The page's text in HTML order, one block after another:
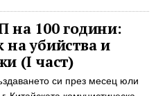
Китай.
Въоръжена с марксистката
на “борбата” като водещ
ККП полага началото на
инициативи, насочени към
списък с “вражески” групи:
на 100 години:
на убийства и
(I част)
си през месец юли